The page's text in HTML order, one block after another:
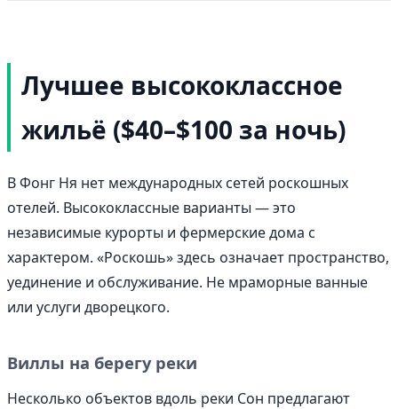
Лучшее высококлассное
жильё ($40–$100 за ночь)
В Фонг Ня нет международных сетей роскошных
отелей. Высококлассные варианты — это
независимые курорты и фермерские дома с
характером. «Роскошь» здесь означает пространство,
уединение и обслуживание. Не мраморные ванные
или услуги дворецкого.
Виллы на берегу реки
Несколько объектов вдоль реки Сон предлагают